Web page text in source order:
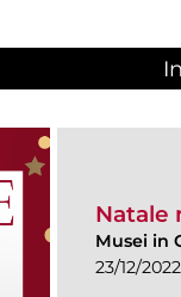
Natale
Musei in
23/12/